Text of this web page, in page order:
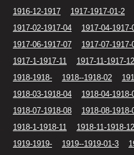
1916-12-1917
1917-1917-01-2
1917-02-1917-04
1917-04-1917-
1917-06-1917-07
1917-07-1917-
1917-1-1917-11
1917-11-1917-12
1918-1918-
1918--1918-02
1918-03-1918-04
1918-04-1918-
1918-07-1918-08
1918-08-1918-
1918-1-1918-11
1918-11-1918-12
1919-1919-
1919--1919-01-3